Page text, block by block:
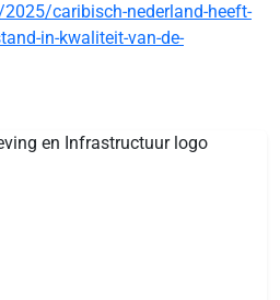
caribisch-nederland-heeft-
in-kwaliteit-van-de-